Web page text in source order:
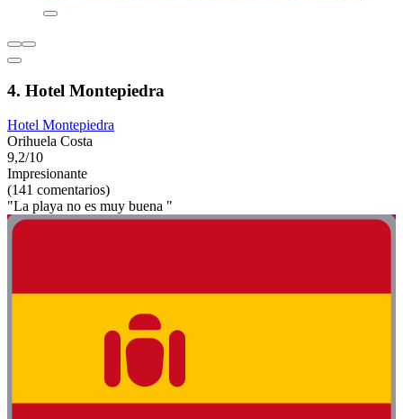
4. Hotel Montepiedra
Hotel Montepiedra
Orihuela Costa
9,2/10
Impresionante
(141 comentarios)
"La playa no es muy buena "